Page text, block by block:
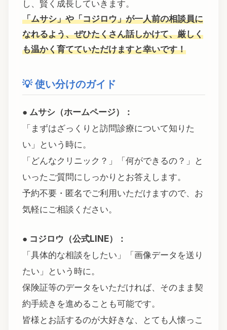
し、賢く成長していきます。
「ムサシ」や「コジロウ」が一人前の相談員に
なれるよう、ぜひたくさん話しかけて、厳しく
も温かく育てていただけますと幸いです！
💡 使い分けのガイド
● ムサシ（ホームページ）：
「まずはざっくりと訪問診療について知りた
い」という時に。
「どんなクリニック？」「何ができるの？」と
いったご質問にしっかりとお答えします。
予約不要・匿名でご利用いただけますので、お
気軽にご相談ください。
● コジロウ（公式LINE）：
「具体的な相談をしたい」「画像データを送り
たい」という時に。
保険証等のデータをいただければ、そのまま契
約手続きを進めることも可能です。
皆様とお話するのが大好きな、とても人懐っこ